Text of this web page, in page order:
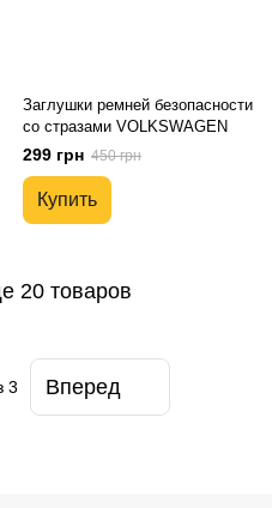
Заглушки ремней безопасности
со стразами VOLKSWAGEN
299 грн 450 грн
Купить
20 товаров
3 Вперед